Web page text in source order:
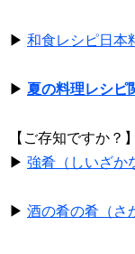
▶ 和食レシピ日本
▶ 夏の料理レシピ
【ご存知ですか？】
▶ 強肴（しいざか
▶ 酒の肴の肴（さ